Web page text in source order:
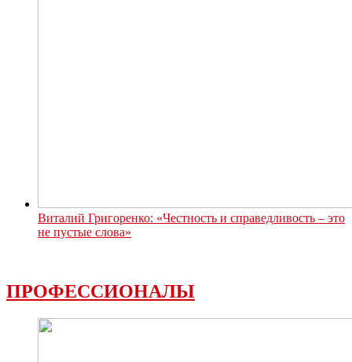
Виталий Григоренко: «Честность и справедливость – это
не пустые слова»
ПРОФЕССИОНАЛЫ